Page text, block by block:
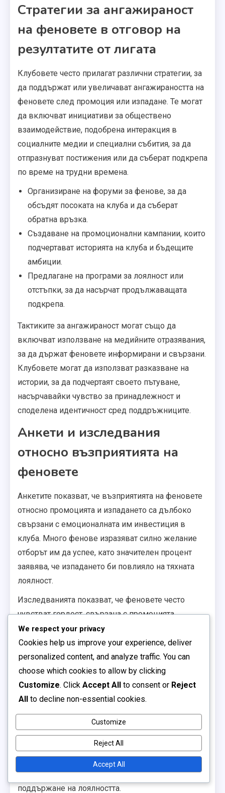
Стратегии за ангажираност
на феновете в отговор на
резултатите от лигата
Клубовете често прилагат различни стратегии, за
да поддържат или увеличават ангажираността на
феновете след промоция или изпадане. Те могат
да включват инициативи за обществено
взаимодействие, подобрена интеракция в
социалните медии и специални събития, за да
отпразнуват постижения или да съберат подкрепа
по време на трудни времена.
Организиране на форуми за фенове, за да
обсъдят посоката на клуба и да съберат
обратна връзка.
Създаване на промоционални кампании, които
подчертават историята на клуба и бъдещите
амбиции.
Предлагане на програми за лоялност или
отстъпки, за да насърчат продължаващата
подкрепа.
Тактиките за ангажираност могат също да
включват използване на медийните отразявания,
за да държат феновете информирани и свързани.
Клубовете могат да използват разказване на
истории, за да подчертаят своето пътуване,
насърчавайки чувство за принадлежност и
споделена идентичност сред поддръжниците.
Анкети и изследвания
относно възприятията на
феновете
Анкетите показват, че възприятията на феновете
относно промоцията и изпадането са дълбоко
свързани с емоционалната им инвестиция в
клуба. Много фенове изразяват силно желание
отборът им да успее, като значителен процент
заявява, че изпадането би повлияло на тяхната
лоялност.
Изследванията показват, че феновете често
чувстват гордост, свързана с промоцията,
разглеждайки я като валидиране на тяхната
подкрепа. Обратно, проучванията разкриват, че
изпадането може да доведе до спад в
посещаемостта и продажбите на стоки,
подчертавайки икономическото въздействие на
тези резултати върху клубовете.
Освен това, анкети често разкриват, че феновете
са по-склонни да подкрепят клубове, които
активно взаимодействат с тях по време на
трудни периоди, подчертавайки важността на
комуникацията и общественото участие за
поддържане на лоялността.
We respect your privacy
Cookies help us improve your experience, deliver
personalized content, and analyze traffic. You can
choose which cookies to allow by clicking
Customize. Click Accept All to consent or Reject
All to decline non-essential cookies.
Customize
Reject All
Accept All